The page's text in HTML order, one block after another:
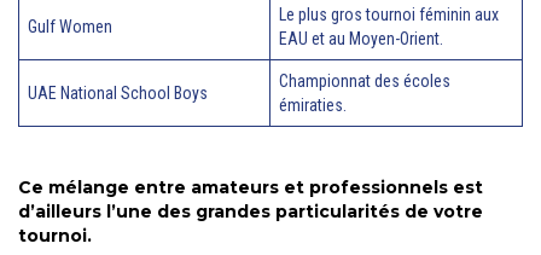
Gulf Women
Le plus gros tournoi féminin aux
EAU et au Moyen-Orient.
UAE National School Boys
Championnat des écoles
émiraties.
Ce mélange entre amateurs et professionnels est
d’ailleurs l’une des grandes particularités de votre
tournoi.